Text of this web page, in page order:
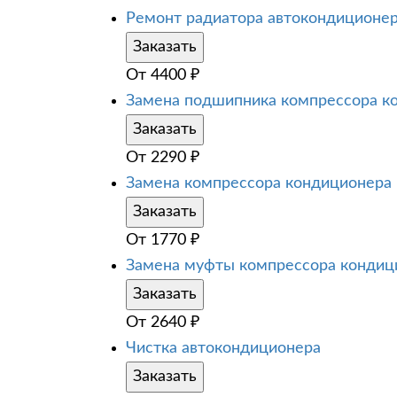
Ремонт радиатора
Заказать
От 4400 ₽
Замена подшипника компрессора
Заказать
От 2290 ₽
Замена компрессора кондиционера
Заказать
От 1770 ₽
Замена муфты компрессора
Заказать
От 2640 ₽
Чистка автокондиционера
Заказать